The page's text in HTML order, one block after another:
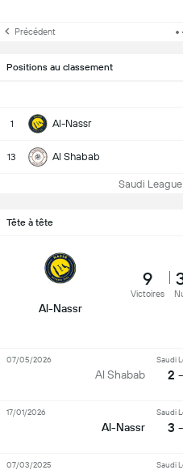
Précédent
Positions au classement
1 Al-Nassr
13 Al Shabab
Saudi League
Tête à tête
Al-Nassr
9
Victoires
Al Shabab
Saudi
2
07/05/2026
Al-Nassr
Saudi
3
17/01/2026
Saudi
07/03/2025